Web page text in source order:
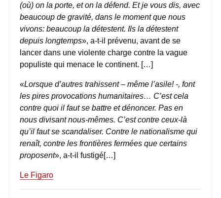
(où) on la porte, et on la défend. Et je vous dis, avec
beaucoup de gravité, dans le moment que nous
vivons: beaucoup la détestent. Ils la détestent
depuis longtemps», a-t-il prévenu, avant de se
lancer dans une violente charge contre la vague
populiste qui menace le continent. […]
«Lorsque d’autres trahissent – même l’asile! -, font
les pires provocations humanitaires… C’est cela
contre quoi il faut se battre et dénoncer. Pas en
nous divisant nous-mêmes. C’est contre ceux-là
qu’il faut se scandaliser. Contre le nationalisme qui
renaît, contre les frontières fermées que certains
proposent», a-t-il fustigé[…]
Le Figaro